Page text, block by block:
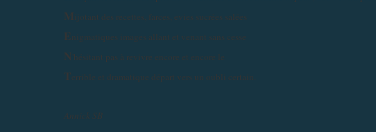
Mijotant des recettes, farces, evies sucrées salées
Enigmatiques images allant et venant sans cesse
N 'hésitant pas à revivre encore et encore le
Terrible et dramatique départ vers un oubli certain.
Annick SB